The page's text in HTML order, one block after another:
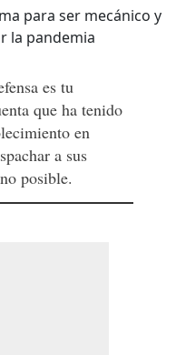
es tu
que ha tenido
en
a sus
posible.